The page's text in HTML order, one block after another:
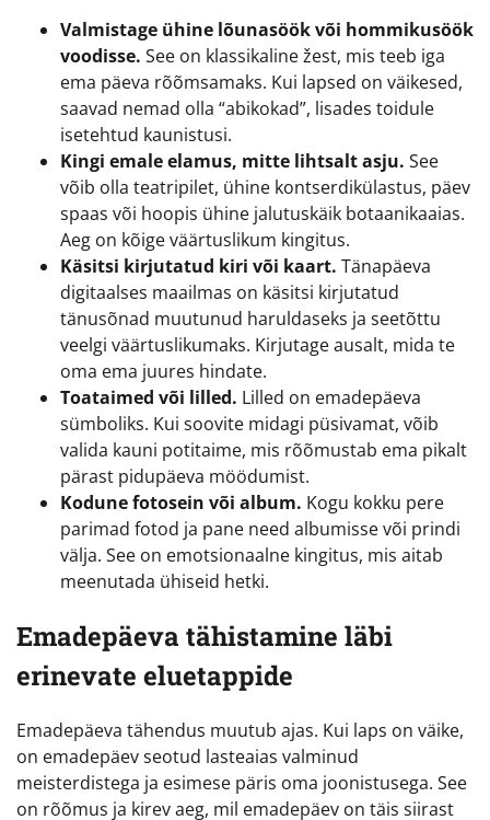
Valmistage ühine lõunasöök või hommikusöök
voodisse. See on klassikaline žest, mis teeb iga
ema päeva rõõmsamaks. Kui lapsed on väikesed,
saavad nemad olla “abikokad”, lisades toidule
isetehtud kaunistusi.
Kingi emale elamus, mitte lihtsalt asju. See
võib olla teatripilet, ühine kontserdikülastus, päev
spaas või hoopis ühine jalutuskäik botaanikaaias.
Aeg on kõige väärtuslikum kingitus.
Käsitsi kirjutatud kiri või kaart. Tänapäeva
digitaalses maailmas on käsitsi kirjutatud
tänusõnad muutunud haruldaseks ja seetõttu
veelgi väärtuslikumaks. Kirjutage ausalt, mida te
oma ema juures hindate.
Toataimed või lilled. Lilled on emadepäeva
sümboliks. Kui soovite midagi püsivamat, võib
valida kauni potitaime, mis rõõmustab ema pikalt
pärast pidupäeva möödumist.
Kodune fotosein või album. Kogu kokku pere
parimad fotod ja pane need albumisse või prindi
välja. See on emotsionaalne kingitus, mis aitab
meenutada ühiseid hetki.
Emadepäeva tähistamine läbi
erinevate eluetappide
Emadepäeva tähendus muutub ajas. Kui laps on väike,
on emadepäev seotud lasteaias valminud
meisterdistega ja esimese päris oma joonistusega. See
on rõõmus ja kirev aeg, mil emadepäev on täis siirast